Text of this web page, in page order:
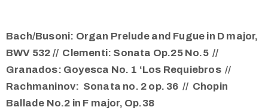
Bach/Busoni: Organ Prelude and Fugue in D major,
BWV 532 // Clementi: Sonata Op.25 No.5 //
Granados: Goyesca No. 1 ‘Los Requiebros //
Rachmaninov: Sonata no. 2 op. 36 // Chopin
Ballade No.2 in F major, Op.38